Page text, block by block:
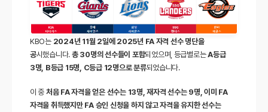
KBO는 2024년 11월 2일에 2025년 FA 자격 선수 명단을
공시했습니다. 총 30명의 선수들이 포함되었으며, 등급별로는A등급
3명, B등급 15명, C등급 12명으로 분류되었습니다.
이 중 처음 FA 자격을 얻은 선수는 13명, 재자격 선수는 9명, 이미 FA
자격을 취득했지만 FA 승인 신청을 하지 않고 자격을 유지한 선수는